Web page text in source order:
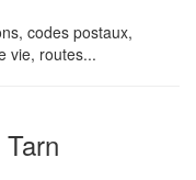
codes postaux,
vie, routes...